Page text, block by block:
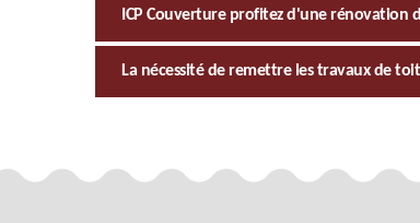
ICP Couverture profitez d'une rénovation
La nécessité de remettre les travaux de